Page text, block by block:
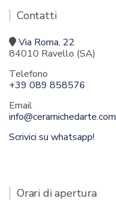
Contatti
Via Roma, 22
84010 Ravello (SA)
Telefono
+39 089 858576
Email
info@ceramichedarte.com
Scrivici su whatsapp!
Orari di apertura